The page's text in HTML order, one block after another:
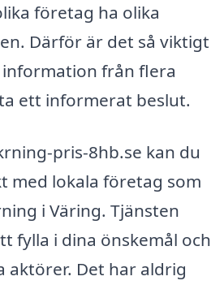
företag ha olika
Därför är det så viktigt
från flera
ett informerat beslut.
pris-8hb.se kan du
med lokala företag som
i Väring. Tjänsten
fylla i dina önskemål och
aktörer. Det har aldrig